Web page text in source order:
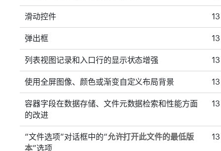
滑动控件 13
弹出框 13
列表视图记录和入口行的显示状态增强 13
使用全屏图像、颜色或渐变自定义布局背景 13
容器字段在数据存储、文件元数据检索和性能方面
的改进
13
“文件选项”对话框中的“允许打开此文件的最低版
本”选项
13